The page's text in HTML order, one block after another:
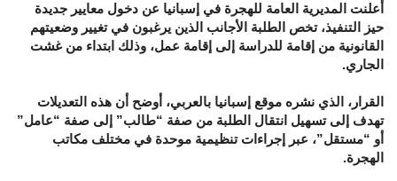
أعلنت المديرية العامة للهجرة في إسبانيا عن دخول معايير جديدة
حيز التنفيذ، تخص الطلبة الأجانب الذين يرغبون في تغيير وضعيتهم
القانونية من إقامة للدراسة إلى إقامة عمل، وذلك ابتداء من غشت
الجاري.
القرار، الذي نشره موقع إسبانيا بالعربي، أوضح أن هذه التعديلات
تهدف إلى تسهيل انتقال الطلبة من صفة “طالب” إلى صفة “عامل”
أو “مستقل”، عبر إجراءات تنظيمية موحدة في مختلف مكاتب
الهجرة.